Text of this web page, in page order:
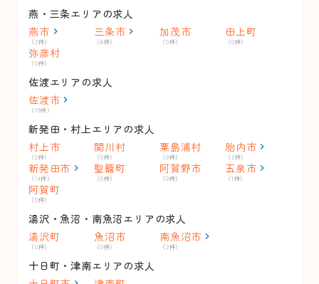
燕・三条エリアの求人
燕市
（2件）
三条市
（6件）
加茂市
（0件）
田上町
（0件）
弥彦村
（0件）
佐渡エリアの求人
佐渡市
（18件）
新発田・村上エリアの求人
村上市
（0件）
関川村
（0件）
粟島浦村
（0件）
胎内市
（2件）
新発田市
（14件）
聖籠町
（0件）
阿賀野市
（0件）
五泉市
（1件）
阿賀町
（0件）
湯沢・魚沼・南魚沼エリアの求人
湯沢町
（0件）
魚沼市
（0件）
南魚沼市
（2件）
十日町・津南エリアの求人